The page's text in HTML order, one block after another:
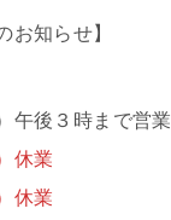
お知らせ】
午後３時まで営業
休業
休業